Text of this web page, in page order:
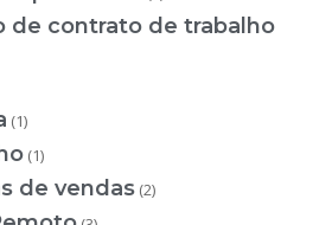
de contrato de trabalho
(1)
(1)
de vendas (2)